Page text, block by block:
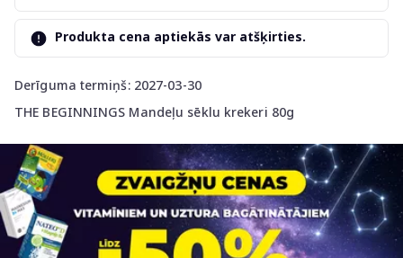
Derīguma termiņš: 2027-03-30
THE BEGINNINGS Mandeļu sēklu krekeri 80g
Produkta cena aptiekās var atšķirties.